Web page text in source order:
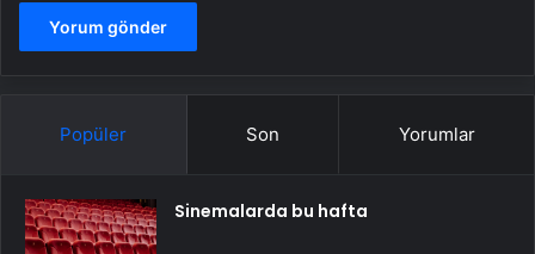
Popüler Son Yorumlar
Sinemalarda bu hafta